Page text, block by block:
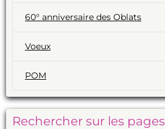
60° anniversaire des Oblats
Voeux
POM
Rechercher sur les pages